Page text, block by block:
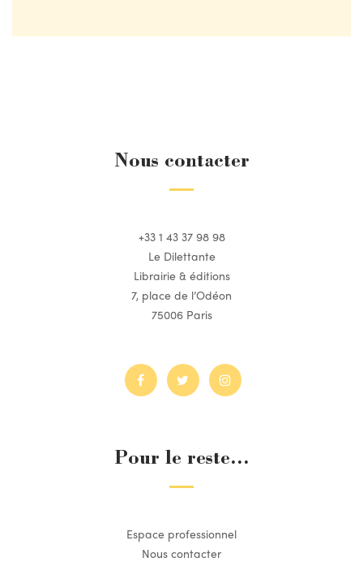
Nous contacter
+33 1 43 37 98 98
Le Dilettante
Librairie & éditions
7, place de l’Odéon
75006 Paris
Pour le reste...
Espace professionnel
Nous contacter